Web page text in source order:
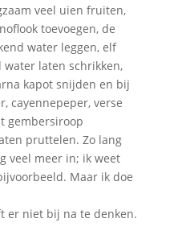
veel uien fruiten,
toevoegen, de
water leggen, elf
water laten schrikken,
kapot snijden en bij
cayennepeper, verse
gembersiroop
pruttelen. Zo lang
veel meer in; ik weet
Maar ik doe
er niet bij na te denken.